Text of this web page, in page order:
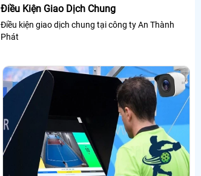
Điều Kiện Giao Dịch Chung
Điều kiện giao dịch chung tại công ty An Thành
Phát